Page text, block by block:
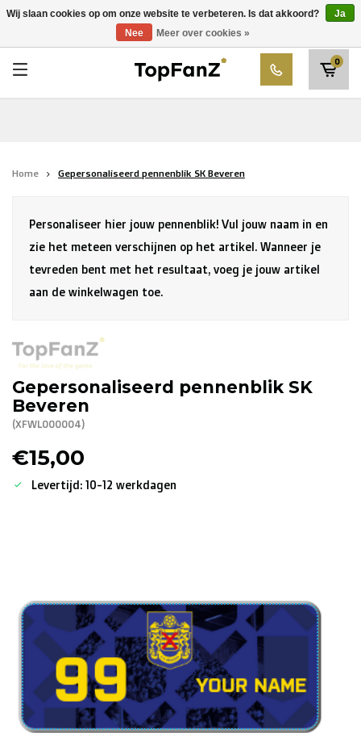
Kies uw club
Marktrock
Alpecin Premier Tech /Fenix Premier Tech
Heroes
Sportoase
R. EV - Remco Evenepoel
Workout Buddies
R. EV - Remco Evenepoel
Veilingen
0
Home Gepersonaliseerd pennenblik SK Beveren
Personaliseer hier jouw pennenblik! Vul jouw naam in en
zie het meteen verschijnen op het artikel. Wanneer je
tevreden bent met het resultaat, voeg je jouw artikel
aan de winkelwagen toe.
Gepersonaliseerd pennenblik SK
Beveren
(XFWL000004)
€15,00
Levertijd: 10-12 werkdagen
Wij slaan cookies op om onze website te verbeteren. Is dat akkoord?
Ja
Nee
Meer over cookies »